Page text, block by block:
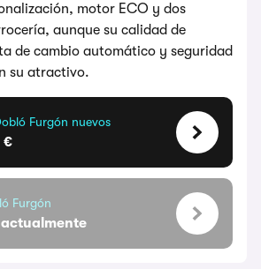
motor ECO y dos
aunque su calidad de
de cambio automático y seguridad
su atractivo.
Furgón nuevos
€
Furgón
actualmente